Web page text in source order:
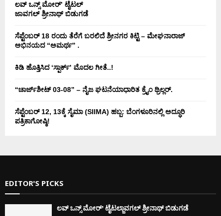
ಲವ್ ಒನ್ಸ್ ಮೋರ್’ ಟೈಟಲ್
ಜಾವಗಲ್ ಶ್ರೀನಾಥ್ ಬಿಡುಗಡೆ
ಸೆಪ್ಟೆಂಬರ್ 18 ರಂದು ತೆರೆಗೆ ಬರಲಿದೆ ಶ್ರೀನಗರ ಕಿಟ್ಟಿ – ಮೇಘನಾರಾಜ್
ಅಭಿನಯದ “ಅಮರ್ಥ” .
ಕಿಡಿ‌‌ ಹೊತ್ತಿಸಿದ ‘ಸ್ಪಾರ್ಕ್’ ಮೊದಲ‌ ಗೀತೆ..!
“ಚಾರ್ಜ್‌ಶೀಟ್ 03-08” – ನೈಜ ಘಟನೆಯಾಧಾರಿತ ಕ್ರೈಂ ಥ್ರಿಲ್ಲರ್.
ಸೆಪ್ಟೆಂಬರ್ 12, 13ಕ್ಕೆ ಸೈಮಾ (SIIMA) ಹಬ್ಬ: ಬೆಂಗಳೂರಿನಲ್ಲಿ ಅದ್ಧೂರಿ
ಪತ್ರಿಕಾಗೋಷ್ಠಿ!
EDITOR'S PICKS
ಲವ್ ಒನ್ಸ್ ಮೋರ್’ ಟೈಟಲ್ಜಾವಗಲ್ ಶ್ರೀನಾಥ್ ಬಿಡುಗಡೆ